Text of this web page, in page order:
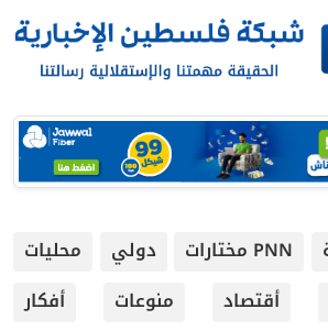
PNN مختارات دولي
محليات
أقتصاد منوعات
أفكار